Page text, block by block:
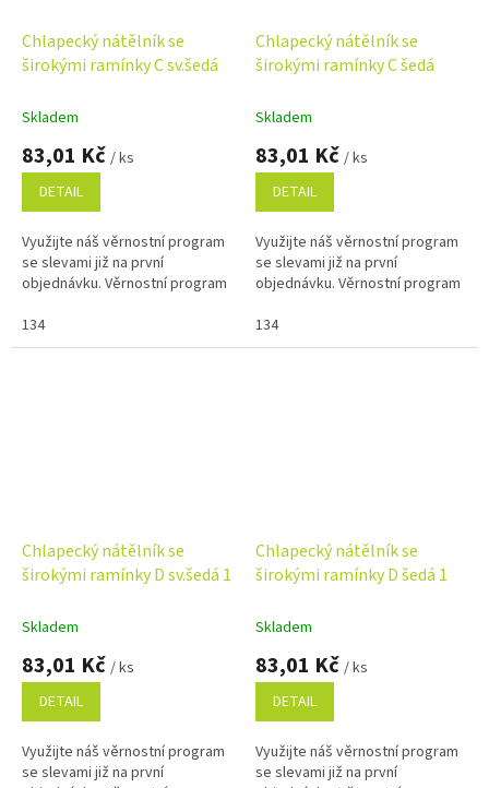
Chlapecký nátělník se
širokými ramínky C sv.šedá
Skladem
83,01 Kč / ks
DETAIL
Využijte náš věrnostní program
se slevami již na první
objednávku. Věrnostní program
134
Chlapecký nátělník se
širokými ramínky C šedá
Skladem
83,01 Kč / ks
DETAIL
Využijte náš věrnostní program
se slevami již na první
objednávku. Věrnostní program
134
Chlapecký nátělník se
širokými ramínky D sv.šedá 1
Skladem
83,01 Kč / ks
DETAIL
Využijte náš věrnostní program
se slevami již na první
Chlapecký nátělník se
širokými ramínky D šedá 1
Skladem
83,01 Kč / ks
DETAIL
Využijte náš věrnostní program
se slevami již na první